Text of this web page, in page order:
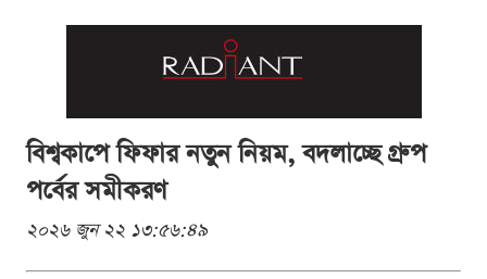
বিশ্বকাপে ফিফার নতুন নিয়ম, বদলাচ্ছে গ্রুপ
পর্বের সমীকরণ
২০২৬ জুন ২২ ১৩:৫৬:৪৯